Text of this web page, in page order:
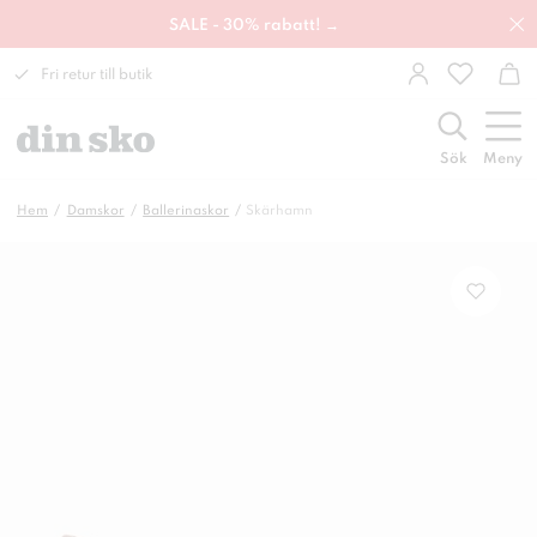
SALE - 30% rabatt! →
Fri retur till butik
Sök Meny
Hem Damskor Ballerinaskor Skärhamn